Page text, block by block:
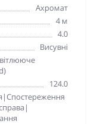
Ахромат
4 м
4.0
Висувні
124.0